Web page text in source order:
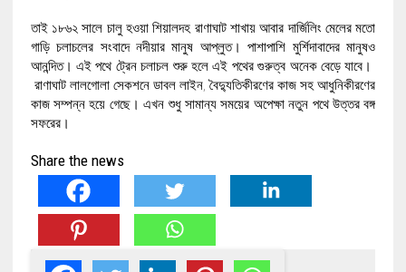
তাই ১৮৬২ সালে চালু হওয়া শিয়ালদহ রাণাঘাট শাখায় আবার দার্জিলিং মেলের মতো
গাড়ি চলাচলের সংবাদে নদীয়ার মানুষ আপ্লুত। পাশাপাশি মুর্শিদাবাদের মানুষও
আনন্দিত। এই পথে ট্রেন চলাচল শুরু হলে এই পথের গুরুত্ব অনেক বেড়ে যাবে।
রাণাঘাট লালগোলা সেকশনে ডাবল লাইন, বৈদ্যুতিকীরণের কাজ সহ আধুনিকীরণের
কাজ সম্পন্ন হয়ে গেছে। এখন শুধু সামান্য সময়ের অপেক্ষা নতুন পথে উত্তর বঙ্গ
সফরের।
Share the news